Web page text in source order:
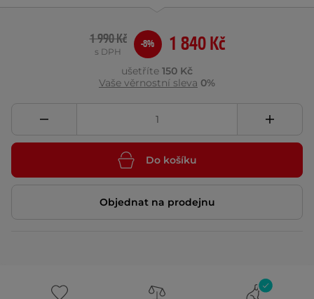
1 840 Kč
1 990 Kč
s DPH
-8%
ušetříte 150 Kč
Vaše věrnostní sleva 0%
Do košíku
Objednat na prodejnu